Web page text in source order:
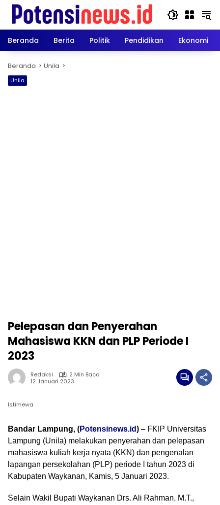
Langsung
konten
Beranda
Berita Politik Pendidikan Ekonomi
Beranda Unila
Unila
Pelepasan dan Penyerahan
Mahasiswa KKN dan PLP Periode I
2023
Redaksi
2 Min Baca
12 Januari 2023
Istimewa
Bandar Lampung, (Potensinews.id) – FKIP Universitas
Lampung (Unila) melakukan penyerahan dan pelepasan
mahasiswa kuliah kerja nyata (KKN) dan pengenalan
lapangan persekolahan (PLP) periode I tahun 2023 di
Kabupaten Waykanan, Kamis, 5 Januari 2023.
Selain Wakil Bupati Waykanan Drs. Ali Rahman, M.T.,